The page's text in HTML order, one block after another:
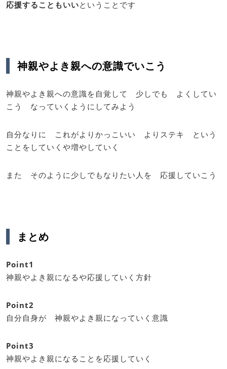
応援することもいいということです
神親やよき親への意識でいこう
神親やよき親への意識を自覚して 少しでも よくしてい
こう なっていくようにしてみよう
自分なりに これがよりかっこいい よりステキ という
ことをしていくや増やしていく
また そのように少しでもなりたい人を 応援していこう
まとめ
Point1
神親やよき親になるや応援していく方針
Point2
自分自身が 神親やよき親になっていく意識
Point3
神親やよき親になることを応援していく